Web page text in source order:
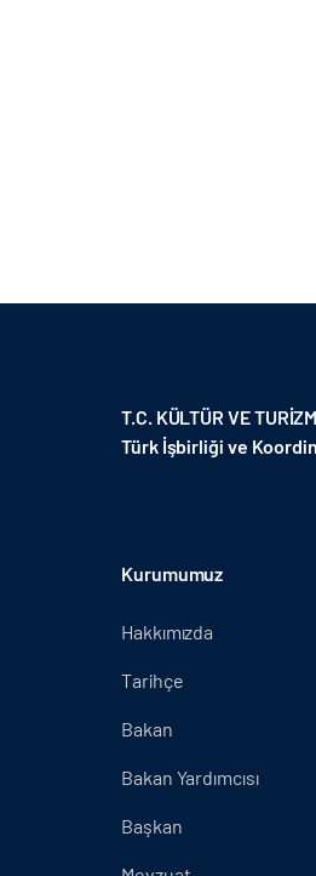
T.C. KÜLTÜR VE
Türk İşbirliği ve
Kurumumuz
Hakkımızda
Tarihçe
Bakan
Bakan Yardımcısı
Başkan